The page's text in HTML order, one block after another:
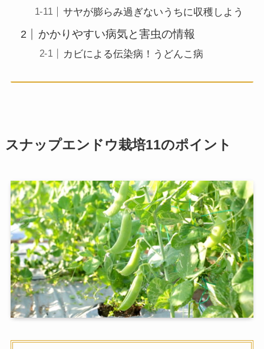
サヤが膨らみ過ぎないうちに収穫しよう
かかりやすい病気と害虫の情報
カビによる伝染病！うどんこ病
スナップエンドウ栽培11のポイント